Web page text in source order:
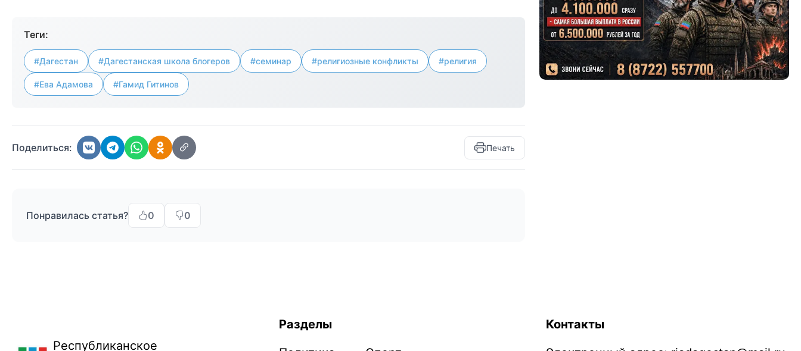
Теги:
#Дагестан #Дагестанская школа блогеров #семинар #религиозные конфликты #религия
#Ева Адамова #Гамид Гитинов
Поделиться: Печать
Понравилась статья? 0 0
Республиканское
Разделы
Контакты